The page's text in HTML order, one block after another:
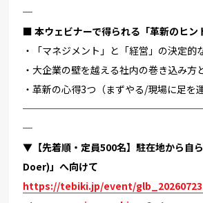
─
■ 本ウェビナーで得られる「革新のヒン
・「マネジメント」と「経営」の決定的
・大企業の壁を越える社内の巻き込み方
・革新の心得3つ（まずやる/現場に足を
─
▼【先着順・定員500名】駐在地から自
Doer)」へ向けて
https://tebiki.jp/event/glb_